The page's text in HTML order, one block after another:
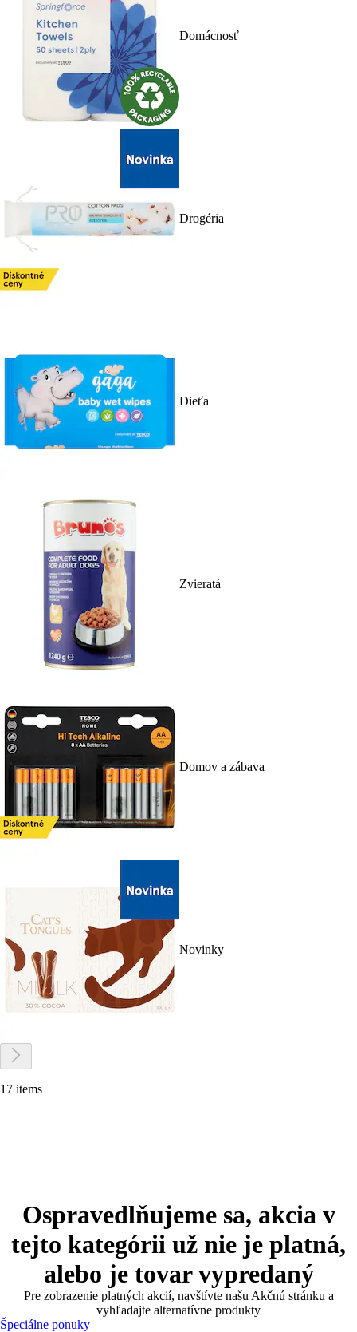
Domácnosť
Drogéria
Dieťa
Zvieratá
Domov a zábava
Novinky
17 items
Ospravedlňujeme sa, akcia v
tejto kategórii už nie je platná,
alebo je tovar vypredaný
Pre zobrazenie platných akcií, navštívte našu Akčnú stránku a
vyhľadajte alternatívne produkty
Špeciálne ponuky